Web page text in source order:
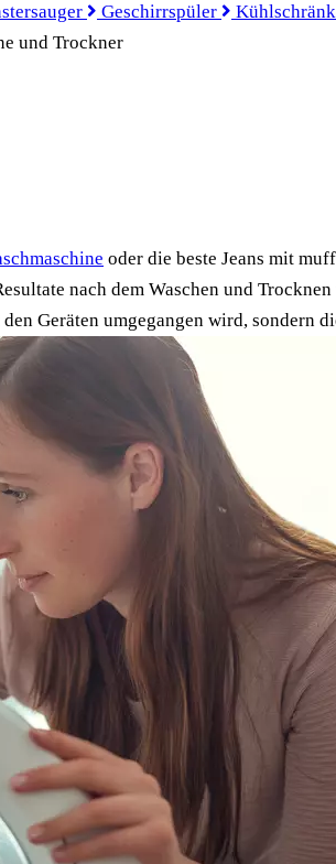
Geschirrspüler
und Trockner
oder die beste Jeans mit
nach dem Waschen und
Geräten umgegangen wird, sondern